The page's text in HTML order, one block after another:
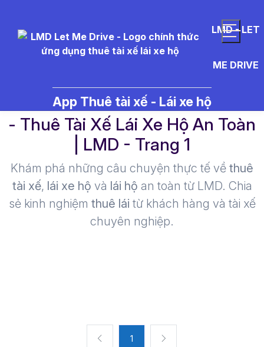
LMD - LET
ME DRIVE
App Thuê tài xế - Lái xe hộ
- Thuê Tài Xế Lái Xe Hộ An Toàn
| LMD - Trang 1​
Khám phá những câu chuyện thực tế về thuê
tài xế, lái xe hộ và lái hộ an toàn từ LMD. Chia
sẻ kinh nghiệm thuê lái từ khách hàng và tài xế
chuyên nghiệp.
1